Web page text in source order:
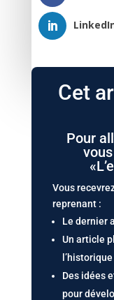
Cet
Pour
Vous
reprenant :
Le dernier
Un article
Des idées
pour